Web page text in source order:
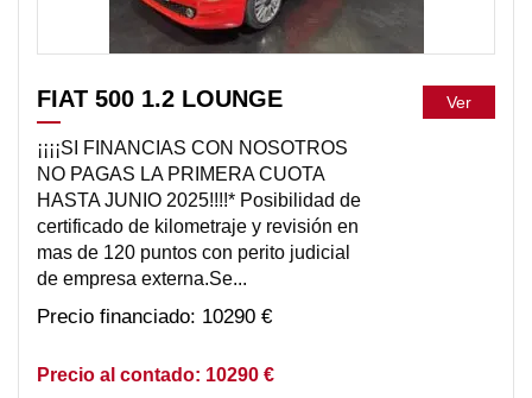
FIAT 500 1.2 LOUNGE
¡¡¡¡SI FINANCIAS CON NOSOTROS
NO PAGAS LA PRIMERA CUOTA
HASTA JUNIO 2025!!!!* Posibilidad de
certificado de kilometraje y revisión en
mas de 120 puntos con perito judicial
de empresa externa.Se...
10290 €
10290 €
Ver